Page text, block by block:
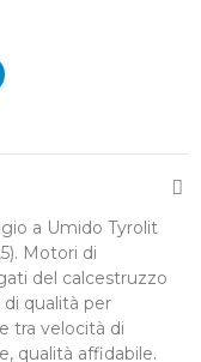
a Umido Tyrolit
Motori di
del calcestruzzo
qualità per
tra velocità di
qualità affidabile.